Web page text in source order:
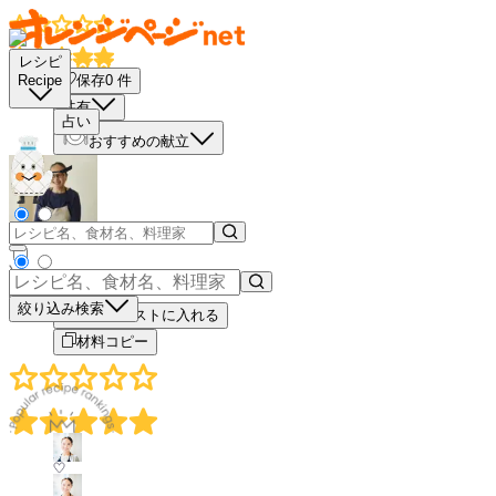
レシピ
Recipe
占い
絞り込み検索
保存0 件
共有
おすすめの献立
－
＋
買い物リストに入れる
材料コピー